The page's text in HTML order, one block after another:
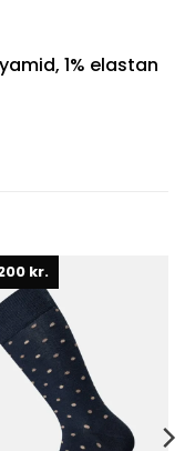
1% elastan
kr.